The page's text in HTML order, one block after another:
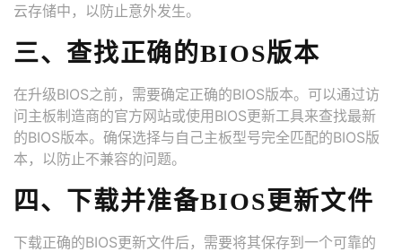
云存储中，以防止意外发生。
三、查找正确的BIOS版本
在升级BIOS之前，需要确定正确的BIOS版本。可以通过访
问主板制造商的官方网站或使用BIOS更新工具来查找最新
的BIOS版本。确保选择与自己主板型号完全匹配的BIOS版
本，以防止不兼容的问题。
四、下载并准备BIOS更新文件
下载正确的BIOS更新文件后，需要将其保存到一个可靠的